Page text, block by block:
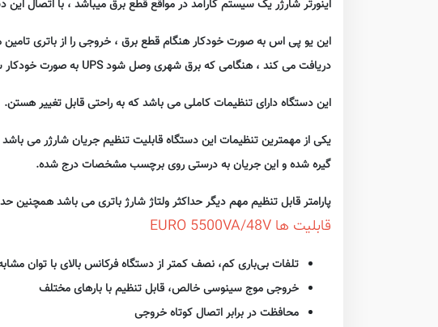
اینورتر شارژر یک سیستم کارآمد در مواقع قطع برق میباشد ، با اتصال این دستگاه به یک باتری 24 ولت خروجی
این یو پی اس به صورت خودکار هنگام قطع برق ، خروجی را از باتری
دریافت می کند ، هنگامی که برق شهری وصل شود UPS به صورت خودکار سویچ می کند و برق مصرف کننده ها را از طریق برق شهری تامین می کند و همزمان باتری را شارژ می نماید.
این دستگاه دارای تنظیمات کاملی می باشد که به راحتی قابل تغییر هستن.
گیره شده و این جریان به درستی روی برچسب مشخصات درج شده.
پارامتر قابل تنظیم مهم دیگر حداکثر ولتاژ شارژ باتری می باشد همچنین
قابلیت ها EURO 5500VA/48V
تلفات بی‌باری کم، نصف کمتر از دستگاه فرکانس بالای با توان
خروجی موج سینوسی خالص، قابل تنظیم با بارهای مختلف
محافظت در برابر اتصال کوتاه خروجی